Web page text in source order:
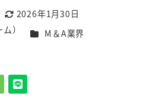
更新日
2026年1月30日
） カテゴリー
M＆A業界